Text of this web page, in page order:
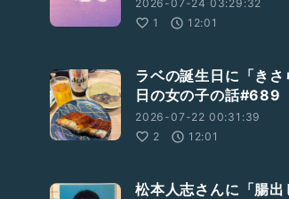
2026-07-24 03:29:32
1
12:01
ラベの誕生日に「き
日の女の子の話#689
2026-07-22 00:31:39
2
12:01
松本人志さんに「腸